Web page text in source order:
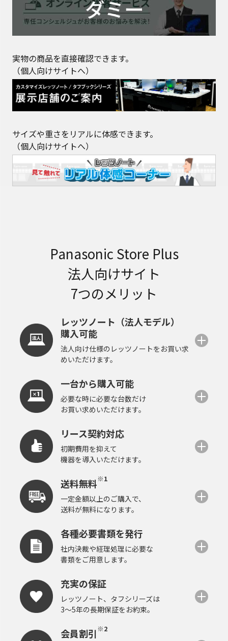
実物の商品を直接確認できます。
（個人向けサイトへ）
サイズや重さをリアルに体感できます。
（個人向けサイトへ）
Panasonic Store Plus
法人向けサイト
7つのメリット
レッツノート（法人モデル）
購入可能
法人向け仕様のレッツノートをお買い求
めいただけます。
一台から購入可能
必要な時に必要な台数だけ
お買い求めいただけます。
リース契約対応
初期費用を抑えて
機器を導入いただけます。
送料無料※1
一定金額以上のご購入で、
送料が無料になります。
各種必要書類を発行
社内決裁や経理処理に必要な
書類をご用意します。
充実の保証
レッツノート、タフシリーズは
3～5年の長期保証をお約束。
会員割引※2